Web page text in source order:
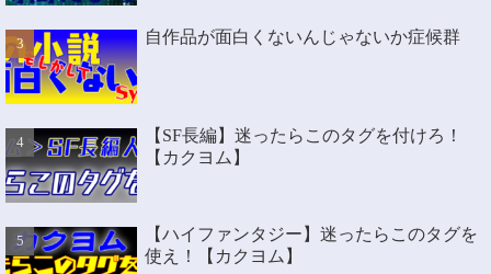
自作品が面白くないんじゃないか症候群
【SF長編】迷ったらこのタグを付けろ！
【カクヨム】
【ハイファンタジー】迷ったらこのタグを
使え！【カクヨム】